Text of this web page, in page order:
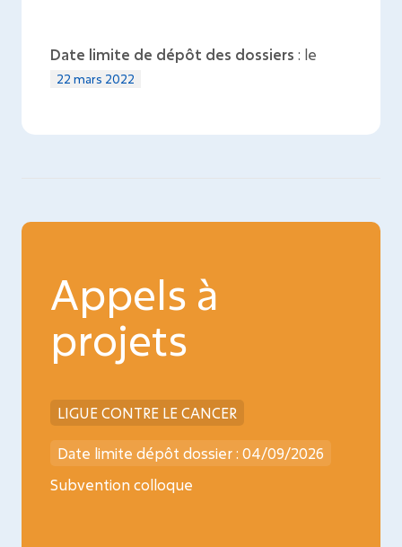
Date limite de dépôt des dossiers : le
22 mars 2022
Appels à
projets
LIGUE CONTRE LE CANCER
Date limite dépôt dossier : 04/09/2026
Subvention colloque